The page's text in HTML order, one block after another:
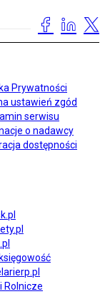
Prywatności
ustawień zgód
serwisu
o nadawcy
dostępności
Rolnicze